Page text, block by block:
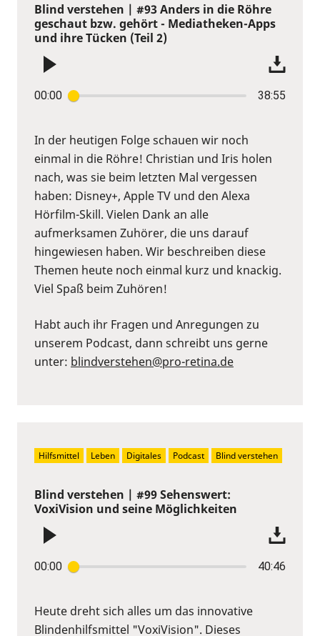
Blind verstehen | #93 Anders in die Röhre
geschaut bzw. gehört - Mediatheken-Apps
und ihre Tücken (Teil 2)
00:00 38:55
In der heutigen Folge schauen wir noch
einmal in die Röhre! Christian und Iris holen
nach, was sie beim letzten Mal vergessen
haben: Disney+, Apple TV und den Alexa
Hörfilm-Skill. Vielen Dank an alle
aufmerksamen Zuhörer, die uns darauf
hingewiesen haben. Wir beschreiben diese
Themen heute noch einmal kurz und knackig.
Viel Spaß beim Zuhören!
Habt auch ihr Fragen und Anregungen zu
unserem Podcast, dann schreibt uns gerne
unter: ⁠blindverstehen@pro-retina.de
Blind verstehen | #99 Sehenswert:
VoxiVision und seine Möglichkeiten
00:00 40:46
Heute dreht sich alles um das innovative
Blindenhilfsmittel "VoxiVision". Dieses
Hilfsmittel Leben Digitales Podcast Blind verstehen